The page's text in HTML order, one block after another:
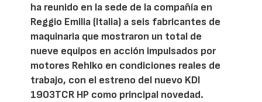
ha reunido en la sede de la compañía en
Reggio Emilia (Italia) a seis fabricantes de
maquinaria que mostraron un total de
nueve equipos en acción impulsados por
motores Rehlko en condiciones reales de
trabajo, con el estreno del nuevo KDI
1903TCR HP como principal novedad.